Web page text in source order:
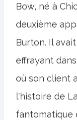
Bow, né à
deuxième
Burton. Il
effrayant
où son client
l'histoire de
fantomatique